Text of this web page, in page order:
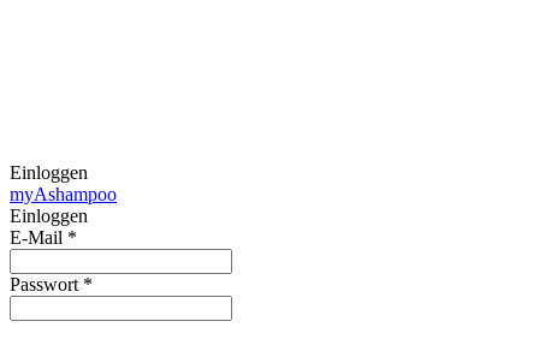
Einloggen
myAshampoo
Einloggen
E-Mail *
Passwort *